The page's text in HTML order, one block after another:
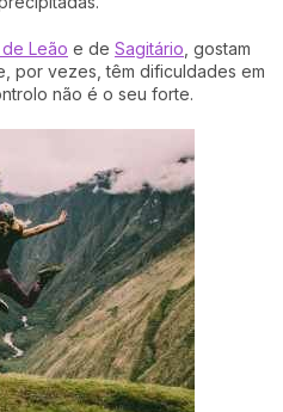
Leão e de Sagitário , gostam
por vezes, têm dificuldades em
não é o seu forte.